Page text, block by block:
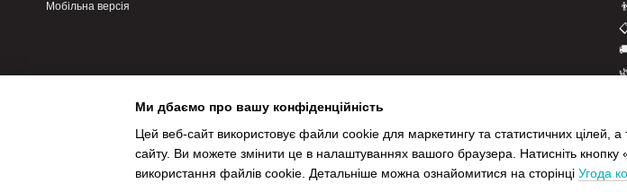
Мобільна версія
Ми дбаємо про вашу конфіденційність
Цей веб-сайт використовує файли cookie для маркетингу та статистичних цілей,
сайту. Ви можете змінити це в налаштуваннях вашого браузера. Натисніть
використання файлів cookie. Детальніше можна ознайомитися на сторінці Угода